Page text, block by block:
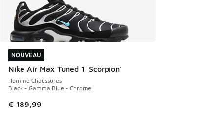
NOUVEAU
Nike Air Max Tuned 1 'Scorpion'
Homme Chaussures
Black - Gamma Blue - Chrome
€ 189,99
NOUVEAU